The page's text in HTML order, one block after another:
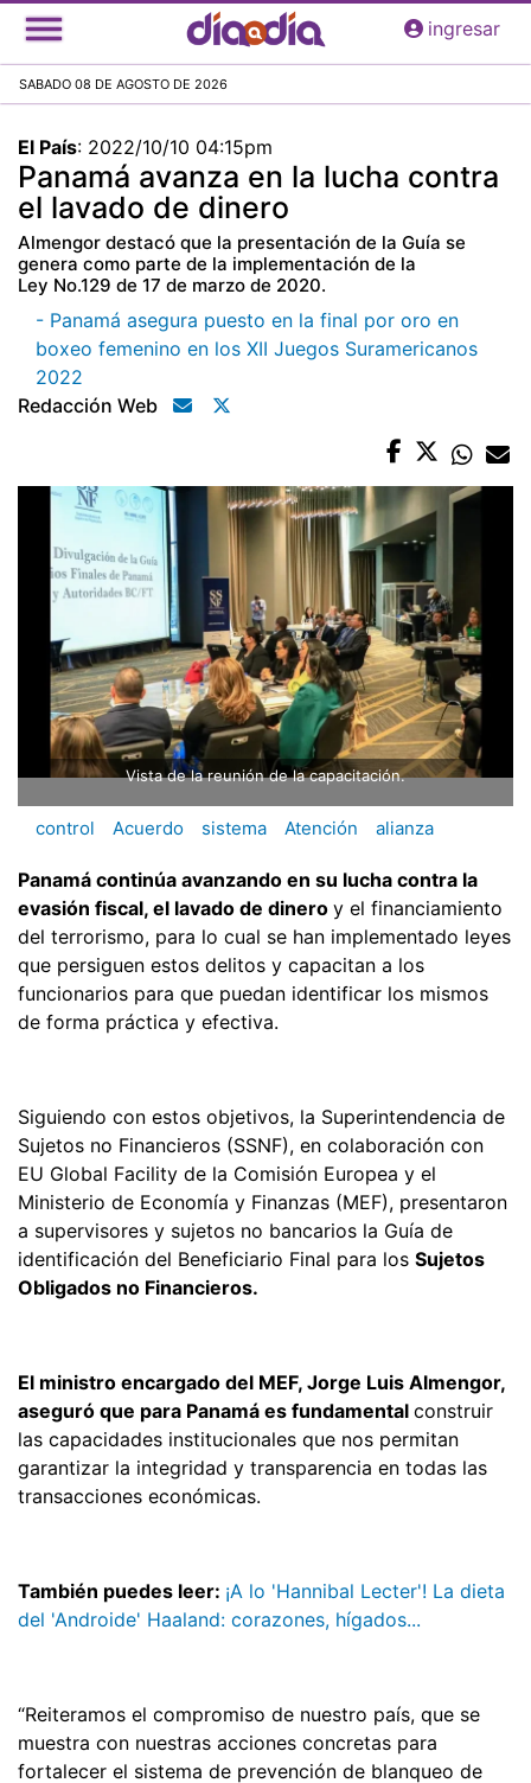
Pasar
al
principal
ingresar
SABADO 08 DE AGOSTO DE 2026
El País: 2022/10/10 04:15pm
Panamá avanza en la lucha contra
el lavado de dinero
Almengor destacó que la presentación de la Guía se
genera como parte de la implementación de la
Ley No.129 de 17 de marzo de 2020.
- Panamá asegura puesto en la final por oro en
boxeo femenino en los XII Juegos Suramericanos
2022
Redacción Web
Vista de la reunión de la capacitación.
control Acuerdo sistema Atención alianza
Panamá continúa avanzando en su lucha contra la
evasión fiscal, el lavado de dinero y el financiamiento
del terrorismo, para lo cual se han implementado leyes
que persiguen estos delitos y capacitan a los
funcionarios para que puedan identificar los mismos
de forma práctica y efectiva.
Siguiendo con estos objetivos, la Superintendencia de
Sujetos no Financieros (SSNF), en colaboración con
EU Global Facility de la Comisión Europea y el
Ministerio de Economía y Finanzas (MEF), presentaron
a supervisores y sujetos no bancarios la Guía de
identificación del Beneficiario Final para los Sujetos
Obligados no Financieros.
El ministro encargado del MEF, Jorge Luis Almengor,
aseguró que para Panamá es fundamental construir
las capacidades institucionales que nos permitan
garantizar la integridad y transparencia en todas las
transacciones económicas.
También puedes leer: ¡A lo 'Hannibal Lecter'! La dieta
del 'Androide' Haaland: corazones, hígados...
“Reiteramos el compromiso de nuestro país, que se
muestra con nuestras acciones concretas para
fortalecer el sistema de prevención de blanqueo de